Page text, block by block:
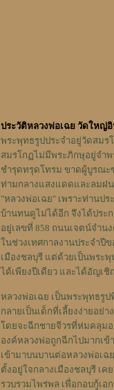
ประวัติหลวงพ่อเฉย วัดใหญ่
พระพุทธรูปประจำอยู่วัดสมร
สมรโกฏไม่มีพระภิกษุอยู่จำพ
ชำรุดทรุดโทรม ขาดผู้บูรณะ
ท่ามกลางแสงแดดและลมฝ
"หลวงพ่อเฉย" เพราะท่านป
บ้านทนดูไม่ได้อีก จึงได้ประ
อยู่เลขที่ 858 ถนนเจตน์จำน
ในช่วงเทศกาลงานประจำปี
เมืองชลบุรี แต่ด้วยเป็นพระ
ได้เพียงปีเดียว และได้อัญเ
หลวงพ่อเฉย เป็นพระพุทธรู
กลายเป็นเด็กที่เลี้ยงง่ายอย่
โดยจะฉีกชายจีวรที่ห่มคลุมอ
องค์หลวงพ่อถูกฉีกไปมากเข้
เข้ามาบนบานต่อหลวงพ่อเฉ
ตั้งอยู่ใจกลางเมืองชลบุรี เค
รวบรวมไพร่พล เพื่อกอบกู้เ